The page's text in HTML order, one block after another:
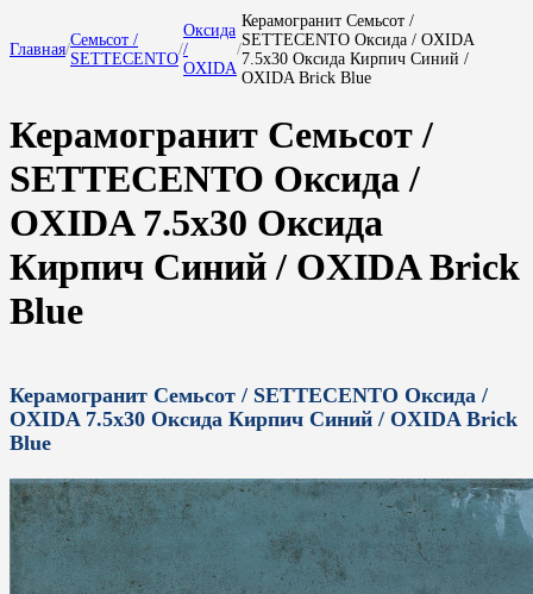
Главная/
Семьсот /
SETTECENTO
/
Оксида
/
OXIDA
/
Керамогранит Семьсот /
SETTECENTO Оксида / OXIDA
7.5x30 Оксида Кирпич Синий /
OXIDA Brick Blue
Керамогранит Семьсот /
SETTECENTO Оксида /
OXIDA 7.5x30 Оксида
Кирпич Синий / OXIDA Brick
Blue
Керамогранит Семьсот / SETTECENTO Оксида /
OXIDA 7.5x30 Оксида Кирпич Синий / OXIDA Brick
Blue